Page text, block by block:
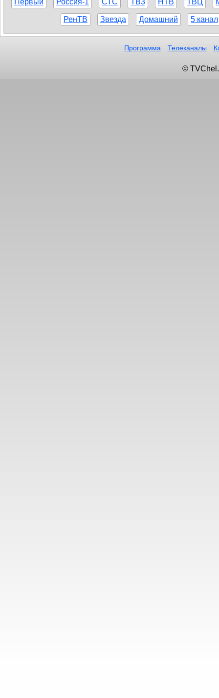
РенТВ Звезда Домашний 5 канал
Программа Телеканалы
©